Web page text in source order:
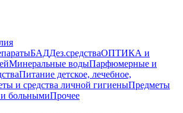
БАДДез.средстваОПТИКА и
Минеральные водыПарфюмерные и
Питание детское, лечебное,
и средства личной гигиеныПредметы
и больнымиПрочее